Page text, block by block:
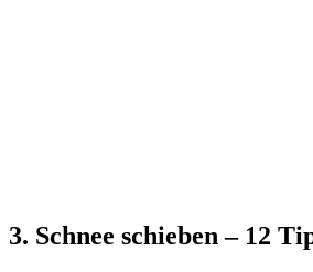
3. Schnee schieben – 12